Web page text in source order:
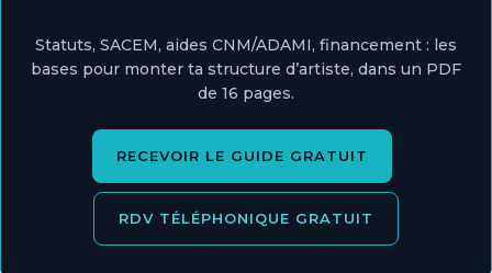
Statuts, SACEM, aides CNM/ADAMI, financement : les
bases pour monter ta structure d’artiste, dans un PDF
de 16 pages.
RECEVOIR LE GUIDE GRATUIT
RDV TÉLÉPHONIQUE GRATUIT